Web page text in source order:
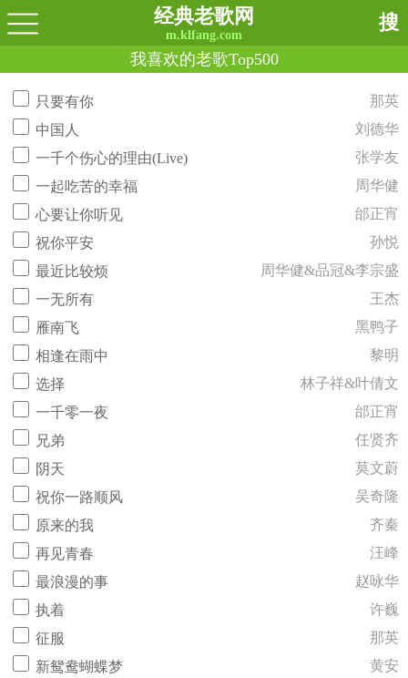
经典老歌网
m.klfang.com
搜
我喜欢的老歌Top500
只要有你
那英
中国人
刘德华
一千个伤心的理由(Live)
张学友
一起吃苦的幸福
周华健
心要让你听见
邰正宵
祝你平安
孙悦
最近比较烦
周华健&品冠&李宗盛
一无所有
王杰
雁南飞
黑鸭子
相逢在雨中
黎明
选择
林子祥&叶倩文
一千零一夜
邰正宵
兄弟
任贤齐
阴天
莫文蔚
祝你一路顺风
吴奇隆
原来的我
齐秦
再见青春
汪峰
最浪漫的事
赵咏华
执着
许巍
征服
那英
新鸳鸯蝴蝶梦
黄安